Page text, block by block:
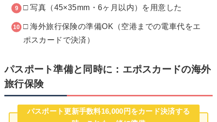
□ 写真（45×35mm・6ヶ月以内）を用意した
□ 海外旅行保険の準備OK（空港までの電車代をエ
ポスカードで決済）
パスポート準備と同時に：エポスカードの海外
旅行保険
パスポート更新手数料16,000円をカード決済する